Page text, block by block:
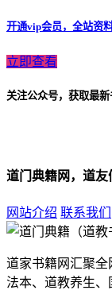
开通vip会员，全站资
立即查看
关注公众号，获取最
道门典籍网，道友
网站介绍 联系我们
道家书籍网汇聚全
法本、道教养生